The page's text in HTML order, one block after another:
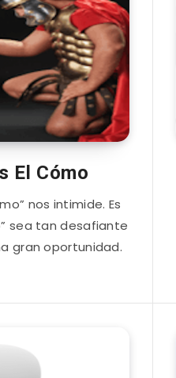
El Cómo
nos intimide. Es
sea tan desafiante
gran oportunidad.